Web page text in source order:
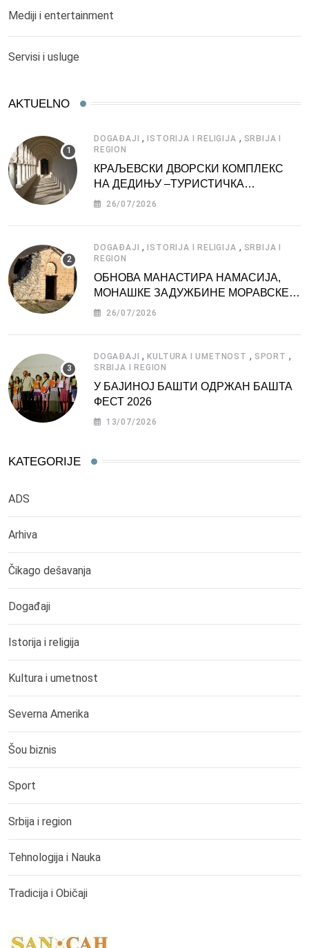
Mediji i entertainment
Servisi i usluge
AKTUELNO
DOGAĐAJI ,ISTORIJA I RELIGIJA , SRBIJA I
REGION
КРАЉЕВСКИ ДВОРСКИ КОМПЛЕКС
НА ДЕДИЊУ –ТУРИСТИЧКА
АТРАКЦИЈА
26/07/2026
DOGAĐAJI ,ISTORIJA I RELIGIJA , SRBIJA I
REGION
ОБНОВА МАНАСТИРА НАМАСИЈА,
МОНАШКЕ ЗАДУЖБИНЕ МОРАВСКЕ
СРБИЈЕ
26/07/2026
DOGAĐAJI ,KULTURA I UMETNOST , SPORT ,
SRBIJA I REGION
У БАЈИНОЈ БАШТИ ОДРЖАН БАШТА
ФЕСТ 2026
13/07/2026
KATEGORIJE
ADS
Arhiva
Čikago dešavanja
Događaji
Istorija i religija
Kultura i umetnost
Severna Amerika
Šou biznis
Sport
Srbija i region
Tehnologija i Nauka
Tradicija i Običaji